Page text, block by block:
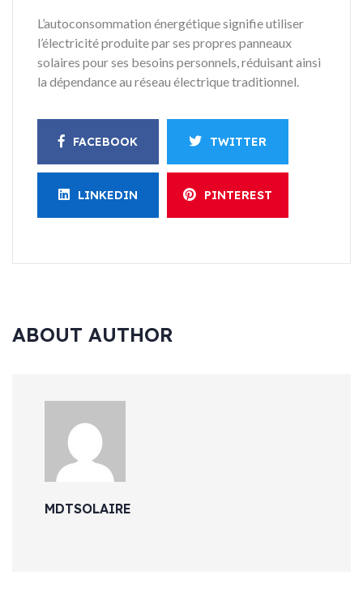
L’autoconsommation énergétique signifie utiliser
l’électricité produite par ses propres panneaux
solaires pour ses besoins personnels, réduisant ainsi
la dépendance au réseau électrique traditionnel.
FACEBOOK TWITTER
LINKEDIN PINTEREST
ABOUT AUTHOR
MDTSOLAIRE